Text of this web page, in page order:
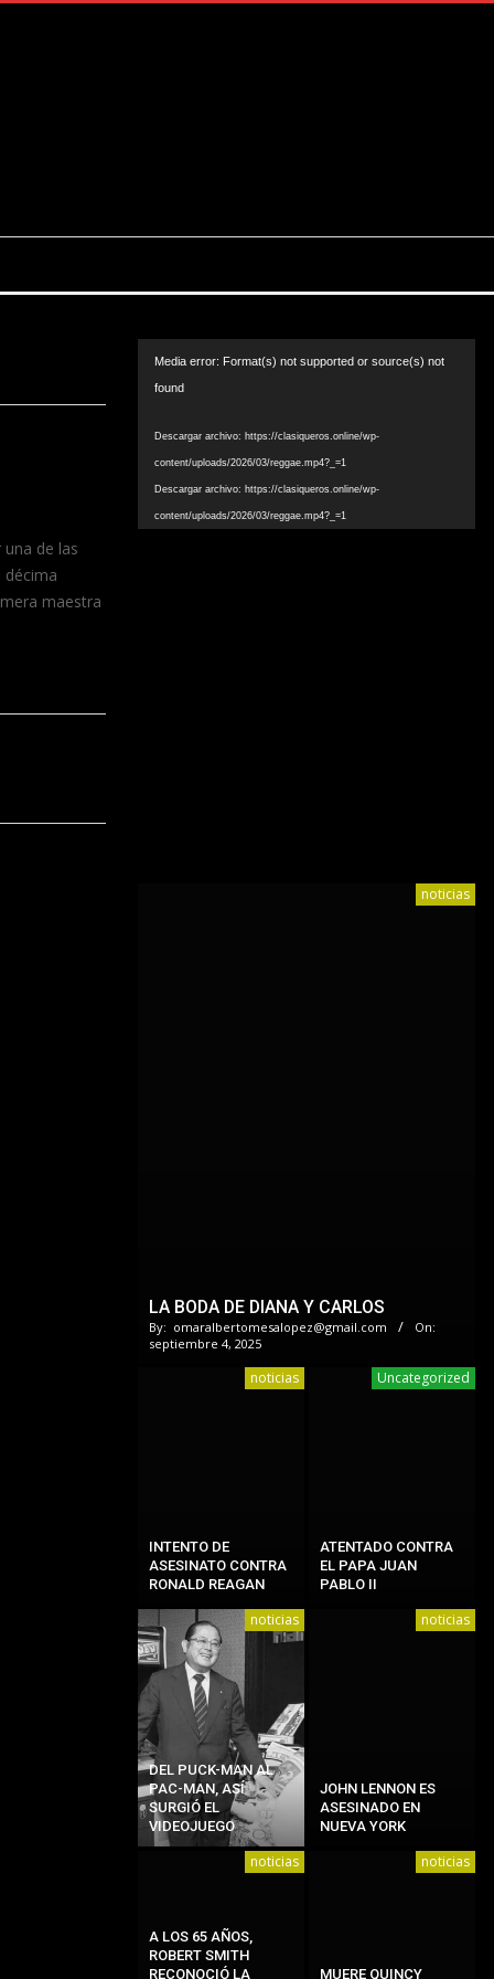
de las
décima
maestra
Media error: Format(s) not supported or source(s) not
found
Descargar archivo: https://clasiqueros.online/wp-
content/uploads/2026/03/reggae.mp4?_=1
Descargar archivo: https://clasiqueros.online/wp-
content/uploads/2026/03/reggae.mp4?_=1
noticias
LA BODA DE DIANA Y CARLOS
By: omaralbertomesalopez@gmail.com
On:
septiembre 4, 2025
noticias
INTENTO DE
ASESINATO CONTRA
RONALD REAGAN
Uncategorized
ATENTADO CONTRA
EL PAPA JUAN
PABLO II
noticias
DEL PUCK-MAN AL
PAC-MAN, ASÍ
SURGIÓ EL
VIDEOJUEGO
noticias
JOHN LENNON ES
ASESINADO EN
NUEVA YORK
noticias
A LOS 65 AÑOS,
ROBERT SMITH
RECONOCIÓ LA
noticias
MUERE QUINCY